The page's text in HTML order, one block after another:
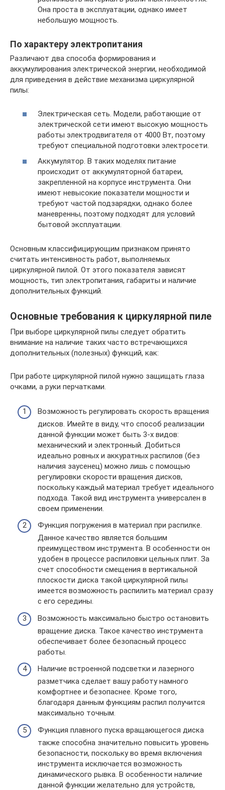
Она проста в эксплуатации, однако имеет
небольшую мощность.
По характеру электропитания
Различают два способа формирования и
аккумулирования электрической энергии, необходимой
для приведения в действие механизма циркулярной
пилы:
Электрическая сеть. Модели, работающие от
электрической сети имеют высокую мощность
работы электродвигателя от 4000 Вт, поэтому
требуют специальной подготовки электросети.
Аккумулятор. В таких моделях питание
происходит от аккумуляторной батареи,
закрепленной на корпусе инструмента. Они
имеют невысокие показатели мощности и
требуют частой подзарядки, однако более
маневренны, поэтому подходят для условий
бытовой эксплуатации.
Основным классифицирующим признаком принято
считать интенсивность работ, выполняемых
циркулярной пилой. От этого показателя зависят
мощность, тип электропитания, габариты и наличие
дополнительных функций.
Основные требования к циркулярной пиле
При выборе циркулярной пилы следует обратить
внимание на наличие таких часто встречающихся
дополнительных (полезных) функций, как:
При работе циркулярной пилой нужно защищать глаза
очками, а руки перчатками.
Возможность регулировать скорость вращения
дисков. Имейте в виду, что способ реализации
данной функции может быть 3-х видов:
механический и электронный. Добиться
идеально ровных и аккуратных распилов (без
наличия заусенец) можно лишь с помощью
регулировки скорости вращения дисков,
поскольку каждый материал требует идеального
подхода. Такой вид инструмента универсален в
своем применении.
Функция погружения в материал при распилке.
Данное качество является большим
преимуществом инструмента. В особенности он
удобен в процессе распиловки цельных плит. За
счет способности смещения в вертикальной
плоскости диска такой циркулярной пилы
имеется возможность распилить материал сразу
с его середины.
Возможность максимально быстро остановить
вращение диска. Такое качество инструмента
обеспечивает более безопасный процесс
работы.
Наличие встроенной подсветки и лазерного
разметчика сделает вашу работу намного
комфортнее и безопаснее. Кроме того,
благодаря данным функциям распил получится
максимально точным.
Функция плавного пуска вращающегося диска
также способна значительно повысить уровень
безопасности, поскольку во время включения
инструмента исключается возможность
динамического рывка. В особенности наличие
данной функции желательно для устройств,